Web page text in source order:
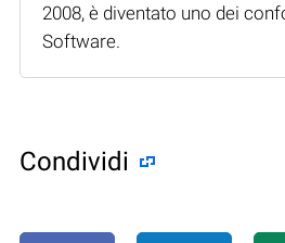
2008, è diventato uno dei
Software.
Condividi